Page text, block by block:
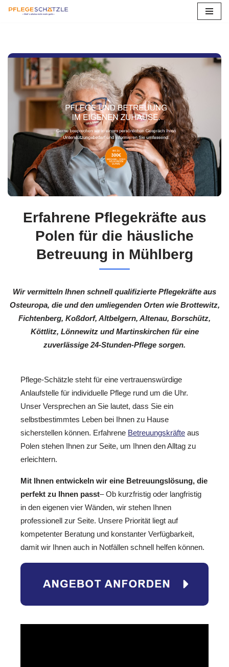
springen
Erfahrene Pflegekräfte aus
Polen für die häusliche
Betreuung in Mühlberg
Wir vermitteln Ihnen schnell qualifizierte Pflegekräfte aus
Osteuropa, die und den umliegenden Orten wie Brottewitz,
Fichtenberg, Koßdorf, Altbelgern, Altenau, Borschütz,
Köttlitz, Lönnewitz und Martinskirchen für eine
zuverlässige 24-Stunden-Pflege sorgen.
Pflege-Schätzle steht für eine vertrauenswürdige
Anlaufstelle für individuelle Pflege rund um die Uhr.
Unser Versprechen an Sie lautet, dass Sie ein
selbstbestimmtes Leben bei Ihnen zu Hause
sicherstellen können. Erfahrene Betreuungskräfte aus
Polen stehen Ihnen zur Seite, um Ihnen den Alltag zu
erleichtern.
Mit Ihnen entwickeln wir eine Betreuungslösung, die
perfekt zu Ihnen passt– Ob kurzfristig oder langfristig
in den eigenen vier Wänden, wir stehen Ihnen
professionell zur Seite. Unsere Priorität liegt auf
kompetenter Beratung und konstanter Verfügbarkeit,
damit wir Ihnen auch in Notfällen schnell helfen können.